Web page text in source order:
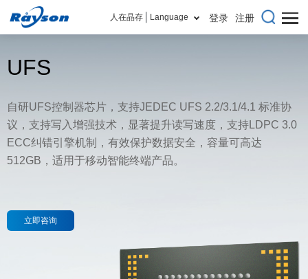
人在晶存 Language 登录 注册
UFS
自研UFS控制器芯片，支持JEDEC UFS 2.2/3.1/4.1 标准协
议，支持写入增强技术，显著提升读写速度，支持LDPC 3.0
ECC纠错引擎机制，有效保护数据安全， 容量可高达
512GB， 适用于移动智能终端产品。
立即咨询